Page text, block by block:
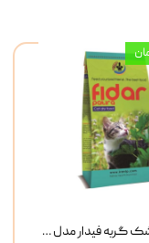
غذای خشک گربه فیدار مدل Adult وزن 10 کیلوگرم